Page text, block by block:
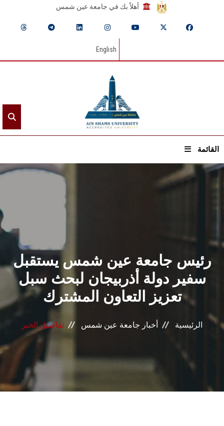
أهلاً بك في جامعة عين شمس
English
القائمة
الرئيسيـة
القطاعـات
الشئون الأكاديمية
البحث العلمي
المراكز والوحدات
الأنظمة الذكية
رئيس جامعة عين شمس يستقبل
سفير دولة أذربيجان لبحث سبل
تعزيز التعاون المشترك
الرئيسية أخبار جامعة عين شمس تفاصيل الخبر